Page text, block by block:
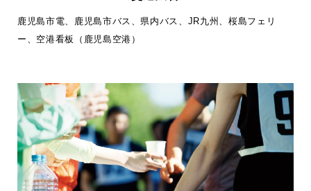
鹿児島市電、鹿児島市バス、県内バス、JR九州、桜島フェリ
ー、空港看板（鹿児島空港）